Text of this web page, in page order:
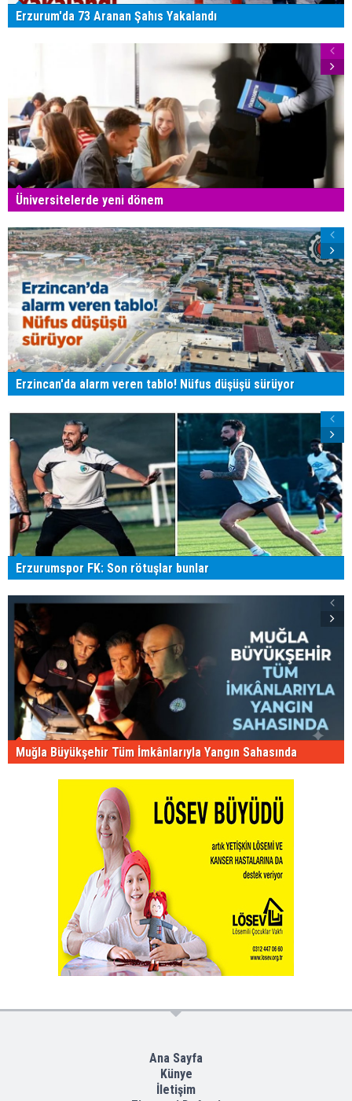
Erzurum'da 73 Aranan Şahıs Yakalandı
Üniversitelerde yeni dönem
Erzincan'da alarm veren tablo! Nüfus düşüşü sürüyor
Erzurumspor FK: Son rötuşlar bunlar
Muğla Büyükşehir Tüm İmkânlarıyla Yangın Sahasında
Ana Sayfa
Künye
İletişim